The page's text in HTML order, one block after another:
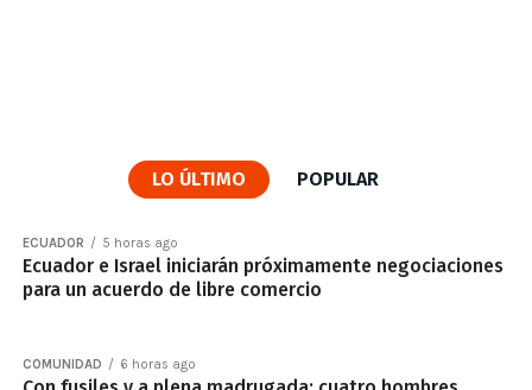
LO ÚLTIMO POPULAR
ECUADOR 5 horas ago
Ecuador e Israel iniciarán próximamente negociaciones
para un acuerdo de libre comercio
COMUNIDAD 6 horas ago